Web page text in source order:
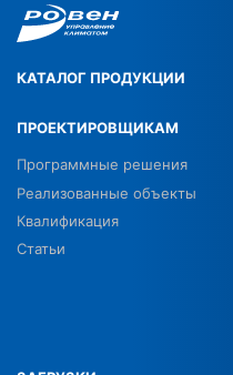
КАТАЛОГ ПРОДУКЦИИ
ПРОЕКТИРОВЩИКАМ
Программные решения
Реализованные объекты
Квалификация
Статьи